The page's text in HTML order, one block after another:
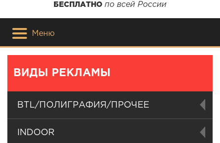
БЕСПЛАТНО по всей России
Меню
ВИДЫ РЕКЛАМЫ
BTL/ПОЛИГРАФИЯ/ПРОЧЕЕ
INDOOR